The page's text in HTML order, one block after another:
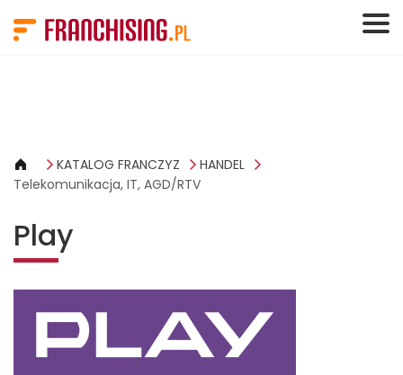
KATALOG FRANCZYZ
HANDEL
Telekomunikacja, IT, AGD/RTV
Play